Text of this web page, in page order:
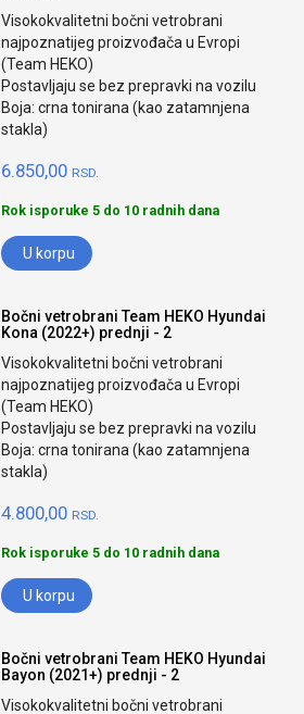
Visokokvalitetni bočni vetrobrani
najpoznatijeg proizvođača u Evropi
(Team HEKO)
Postavljaju se bez prepravki na vozilu
Boja: crna tonirana (kao zatamnjena
stakla)
6.850,00 RSD.
Rok isporuke 5 do 10 radnih dana
U korpu
Bočni vetrobrani Team HEKO Hyundai
Kona (2022+) prednji - 2
Visokokvalitetni bočni vetrobrani
najpoznatijeg proizvođača u Evropi
(Team HEKO)
Postavljaju se bez prepravki na vozilu
Boja: crna tonirana (kao zatamnjena
stakla)
4.800,00 RSD.
Rok isporuke 5 do 10 radnih dana
U korpu
Bočni vetrobrani Team HEKO Hyundai
Bayon (2021+) prednji - 2
Visokokvalitetni bočni vetrobrani